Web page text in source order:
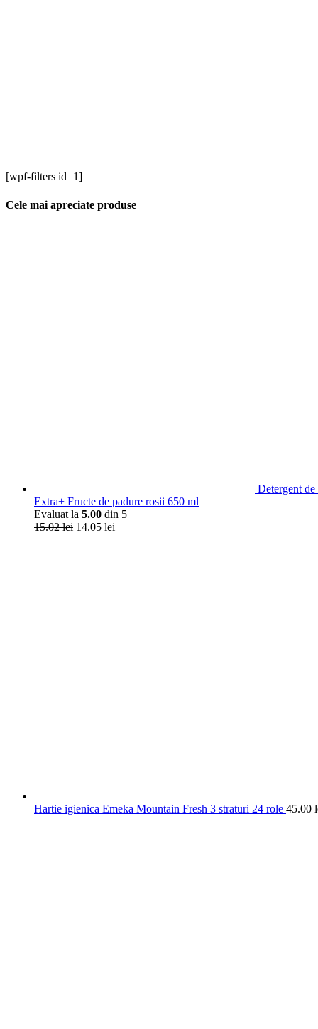
[wpf-filters id=1]
Cele mai apreciate produse
Detergent
Extra+ Fructe de padure rosii 650 ml
Evaluat la 5.00 din 5
15.02lei 14.05 lei
Hartie igienica Emeka Mountain Fresh 3 straturi 24 role 45.00